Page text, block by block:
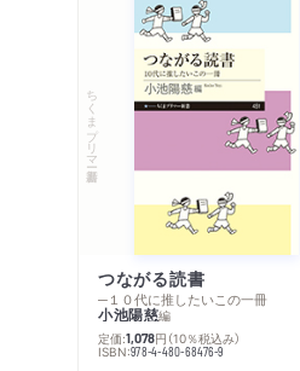
ちくまプリマー新書
つながる読書
─１０代に推したいこの一冊
小池陽慈編
定価:1,078円 （10％税込み）
ISBN:978-4-480-68476-9